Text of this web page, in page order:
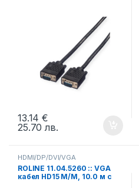
13.14€
25.70лв.
HDMI/DP/DVI/VGA
ROLINE 11.04.5260 :: VGA
кабел HD15 M/M, 10.0 м с